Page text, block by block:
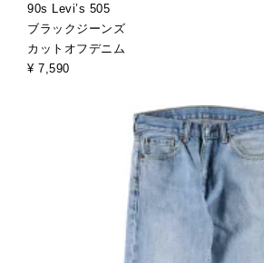
90s Levi’s 505
ブラックジーンズ
カットオフデニム
¥ 7,590